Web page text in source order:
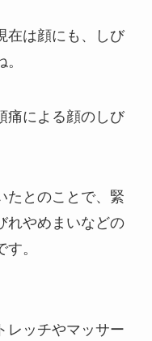
在は顔にも、しび
痛による顔のしび
たとのことで、緊
れやめまいなどの
。
レッチやマッサー